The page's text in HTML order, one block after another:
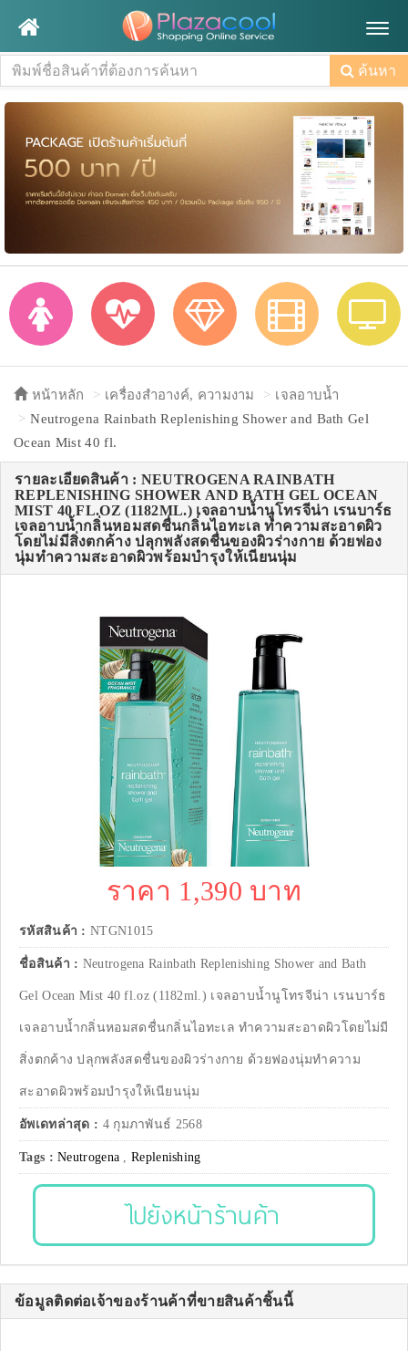
ค้นหา
หน้าหลัก เครื่องสำอางค์, ความงาม
เจลอาบน้ำ
Neutrogena Rainbath Replenishing Shower and Bath Gel
Ocean Mist 40 fl.
รายละเอียดสินค้า : NEUTROGENA RAINBATH
REPLENISHING SHOWER AND BATH GEL OCEAN
MIST 40 FL.OZ (1182ML.) เจลอาบน้ำนูโทรจีน่า เรนบาร์ธ
เจลอาบน้ำกลิ่นหอมสดชื่นกลิ่นไอทะเล ทำความสะอาดผิว
โดยไม่มีสิ่งตกค้าง ปลุกพลังสดชื่นของผิวร่างกาย ด้วยฟอง
นุ่มทำความสะอาดผิวพร้อมบำรุงให้เนียนนุ่ม
ราคา 1,390 บาท
รหัสสินค้า : NTGN1015
ชื่อสินค้า : Neutrogena Rainbath Replenishing Shower and Bath
Gel Ocean Mist 40 fl.oz (1182ml.) เจลอาบน้ำนูโทรจีน่า เรนบาร์ธ
เจลอาบน้ำกลิ่นหอมสดชื่นกลิ่นไอทะเล ทำความสะอาดผิวโดยไม่มี
สิ่งตกค้าง ปลุกพลังสดชื่นของผิวร่างกาย ด้วยฟองนุ่มทำความ
สะอาดผิวพร้อมบำรุงให้เนียนนุ่ม
อัพเดทล่าสุด : 4 กุมภาพันธ์ 2568
Tags :Neutrogena ,Replenishing
ไปยังหน้าร้านค้า
ข้อมูลติดต่อเจ้าของร้านค้าที่ขายสินค้าชิ้นนี้